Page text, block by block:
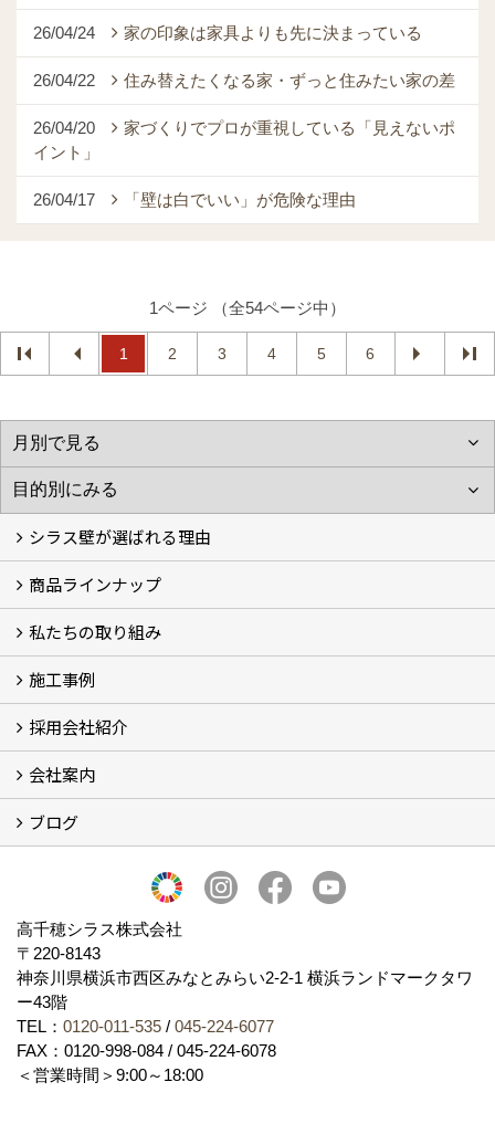
26/04/24 家の印象は家具よりも先に決まっている
26/04/22 住み替えたくなる家・ずっと住みたい家の差
26/04/20
家づくりでプロが重視している「見えないポ
イント」
26/04/17 「壁は白でいい」が危険な理由
1ページ （全54ページ中）
1 2 3 4 5 6
シラス壁が選ばれる理由
シラスストーリー
こだわり
シラス壁の驚くべき性能
商品ラインナップ
一覧
内装仕上げ材
外装仕上げ材
舗装材
水性無機高分子系ハイブリッド型塗料
エコリフォーム
消臭壁紙
Q&A
資料PDF
私たちの取り組み
SDGs、GHGへの取り組み (2)
マグマシラス米
特別対談 (2)
高千穂シラス解説ムービー
研究プロジェクト (4)
プロジェクト (3)
施工事例
施工事例
お客様からのお便り
採用会社紹介
採用会社紹介
「鏝人の会」左官店のご紹介
会社案内
会社概要・沿革
代表の実績
製造紹介
ショールーム
アクセス
採用情報
バナーダウンロード
プライバシーポリシー
Takachiho Shirasu Global Site
LINE公式アカウント
ブログ
高千穂シラス株式会社
〒220-8143
神奈川県横浜市西区みなとみらい2‐2‐1 横浜ランドマークタワ
ー43階
TEL： 0120-011-535 / 045-224-6077
FAX：0120-998-084 / 045-224-6078
＜営業時間＞9:00～18:00